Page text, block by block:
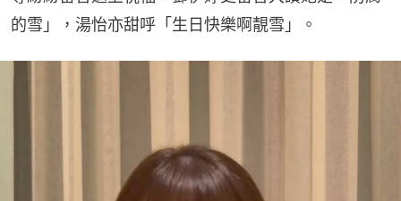
的雪」，湯怡亦甜呼「生日快樂啊靚雪」。